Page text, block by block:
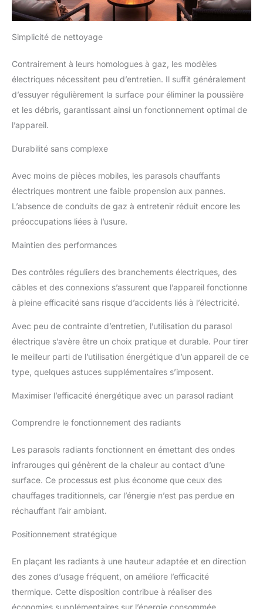
Simplicité de nettoyage
Contrairement à leurs homologues à gaz, les modèles
électriques nécessitent peu d’entretien. Il suffit généralement
d’essuyer régulièrement la surface pour éliminer la poussière
et les débris, garantissant ainsi un fonctionnement optimal de
l’appareil.
Durabilité sans complexe
Avec moins de pièces mobiles, les parasols chauffants
électriques montrent une faible propension aux pannes.
L’absence de conduits de gaz à entretenir réduit encore les
préoccupations liées à l’usure.
Maintien des performances
Des contrôles réguliers des branchements électriques, des
câbles et des connexions s’assurent que l’appareil fonctionne
à pleine efficacité sans risque d’accidents liés à l’électricité.
Avec peu de contrainte d’entretien, l’utilisation du parasol
électrique s’avère être un choix pratique et durable. Pour tirer
le meilleur parti de l’utilisation énergétique d’un appareil de ce
type, quelques astuces supplémentaires s’imposent.
Maximiser l’efficacité énergétique avec un parasol radiant
Comprendre le fonctionnement des radiants
Les parasols radiants fonctionnent en émettant des ondes
infrarouges qui génèrent de la chaleur au contact d’une
surface. Ce processus est plus économe que ceux des
chauffages traditionnels, car l’énergie n’est pas perdue en
réchauffant l’air ambiant.
Positionnement stratégique
En plaçant les radiants à une hauteur adaptée et en direction
des zones d’usage fréquent, on améliore l’efficacité
thermique. Cette disposition contribue à réaliser des